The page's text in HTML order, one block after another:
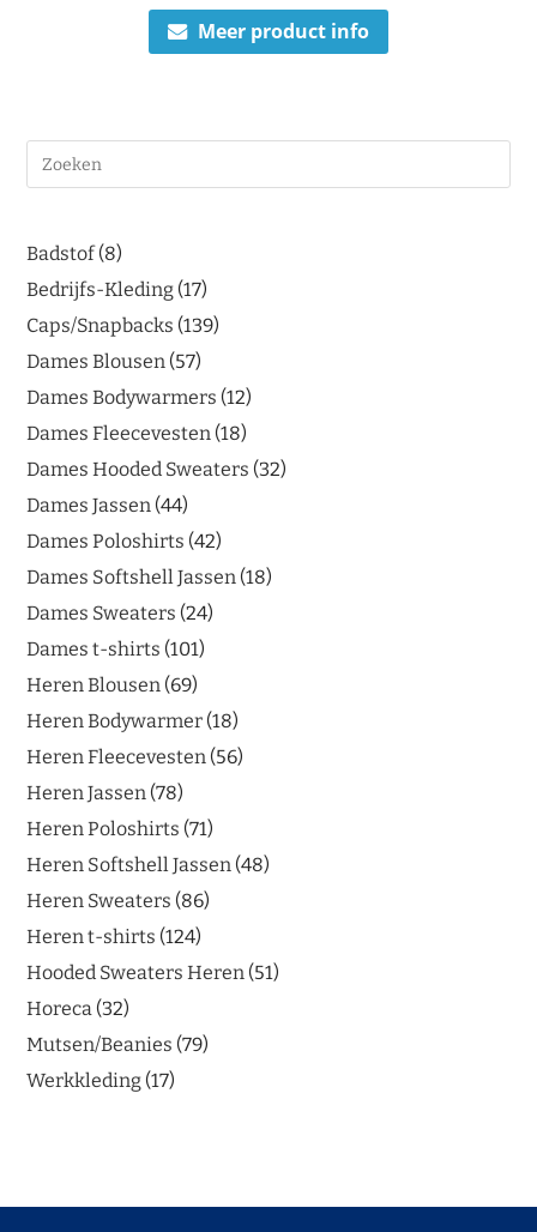
Meer product info
Badstof 8
Bedrijfs-Kleding 17
Caps/Snapbacks 139
Dames Blousen 57
Dames Bodywarmers 12
Dames Fleecevesten 18
Dames Hooded Sweaters 32
Dames Jassen 44
Dames Poloshirts 42
Dames Softshell Jassen 18
Dames Sweaters 24
Dames t-shirts 101
Heren Blousen 69
Heren Bodywarmer 18
Heren Fleecevesten 56
Heren Jassen 78
Heren Poloshirts 71
Heren Softshell Jassen 48
Heren Sweaters 86
Heren t-shirts 124
Hooded Sweaters Heren 51
Horeca 32
Mutsen/Beanies 79
Werkkleding 17